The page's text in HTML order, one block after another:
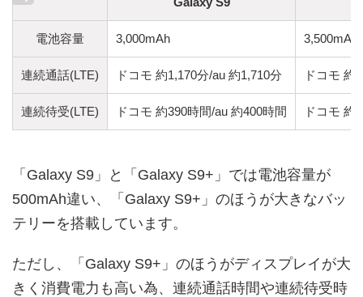
電池容量 3,000mAh 3,500mAh
連続通話(LTE) ドコモ 約1,170分/au 約1,710分 ドコモ 約
連続待受(LTE) ドコモ 約390時間/au 約400時間 ドコモ 約
「Galaxy S9」と「Galaxy S9+」では電池容量が
500mAh違い、「Galaxy S9+」のほうが大きなバッ
テリーを搭載しています。
ただし、「Galaxy S9+」のほうがディスプレイが大
きく消費電力も高い為、連続通話時間や連続待受時